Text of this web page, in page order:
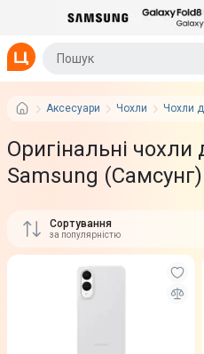
Аксесуари Чохли Чохли
Оригінальні
Samsung (Самсунг)
Сортування
за популярністю